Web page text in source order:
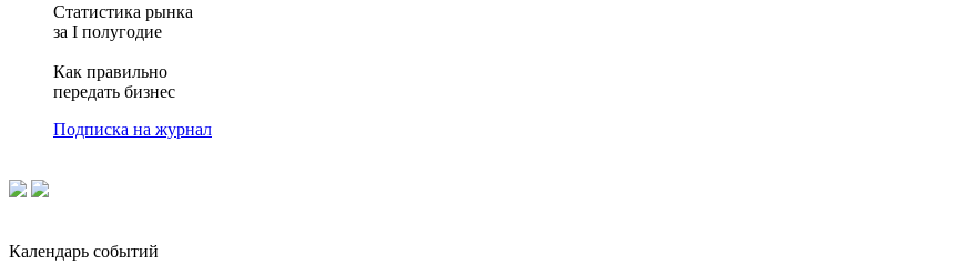
Статистика рынка
за I полугодие
Как правильно
передать бизнес
Подписка на журнал
Календарь событий